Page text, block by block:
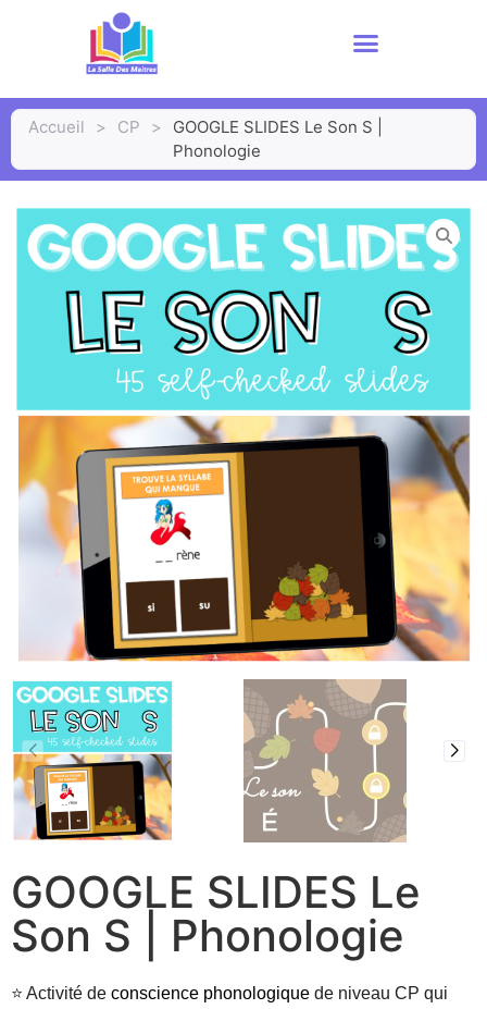
Accueil > CP >
GOOGLE SLIDES Le Son S |
Phonologie
GOOGLE SLIDES Le
Son S | Phonologie
⭐ Activité de conscience phonologique de niveau CP qui